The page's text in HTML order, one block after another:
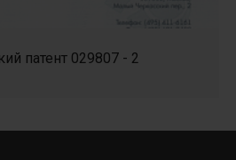
патент 029807 - 2